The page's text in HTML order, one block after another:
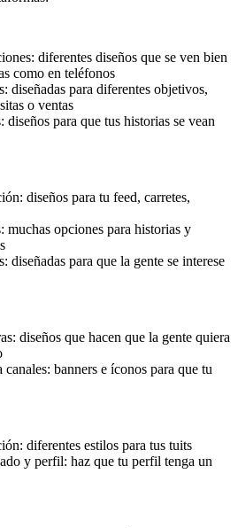
diferentes diseños que se ven bien
como en teléfonos
diseñadas para diferentes objetivos,
o ventas
diseños para que tus historias se vean
diseños para tu feed, carretes,
muchas opciones para historias y
diseñadas para que la gente se interese
diseños que hacen que la gente quiera
canales: banners e íconos para que tu
diferentes estilos para tus tuits
y perfil: haz que tu perfil tenga un